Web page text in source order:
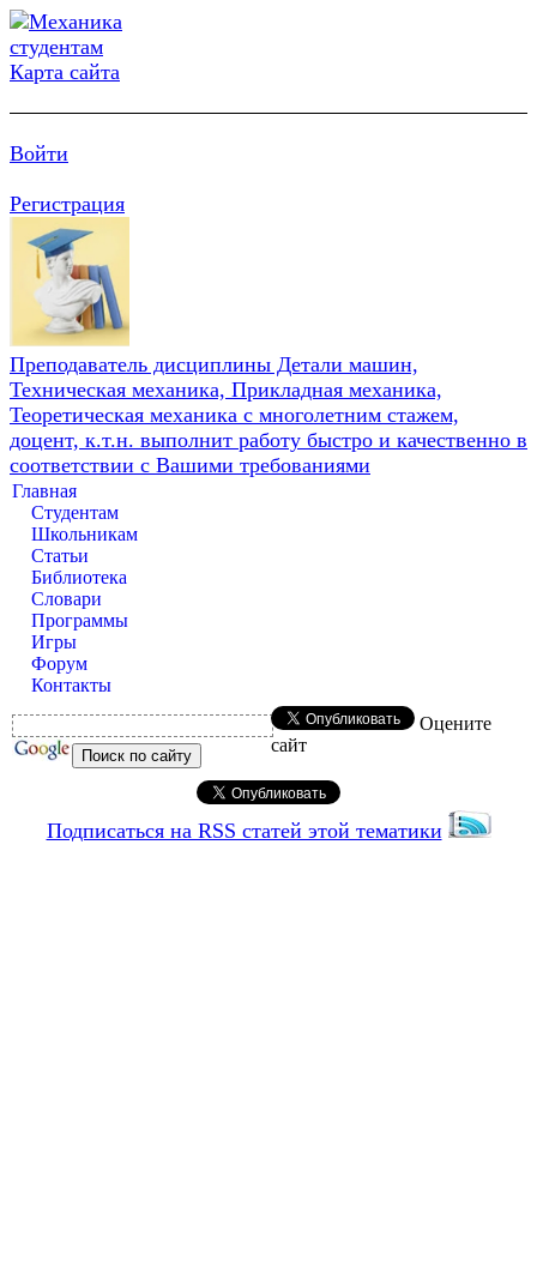
Карта сайта
Войти
Регистрация
Преподаватель дисциплины Детали машин,
Техническая механика, Прикладная механика,
Теоретическая механика с многолетним стажем,
доцент, к.т.н. выполнит работу быстро и качественно в
соответствии с Вашими требованиями
Главная
Студентам
Школьникам
Статьи
Библиотека
Словари
Программы
Игры
Форум
Контакты
Оцените
сайт
Подписаться на RSS статей этой тематики